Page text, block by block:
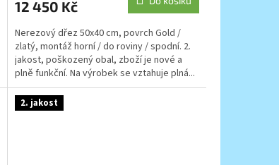
12 450 Kč
Nerezový dřez 50x40 cm, povrch Gold /
zlatý, montáž horní / do roviny / spodní. 2.
jakost, poškozený obal, zboží je nové a
plně funkční. Na výrobek se vztahuje plná...
2. jakost